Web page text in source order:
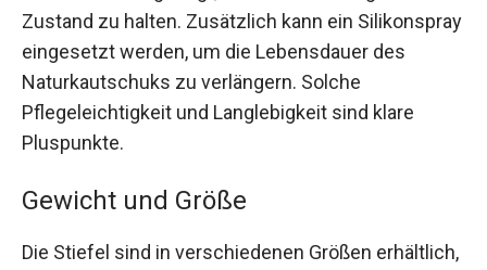
Zustand zu halten. Zusätzlich kann ein Silikonspray
eingesetzt werden, um die Lebensdauer des
Naturkautschuks zu verlängern. Solche
Pflegeleichtigkeit und Langlebigkeit sind klare
Pluspunkte.
Gewicht und Größe
Die Stiefel sind in verschiedenen Größen erhältlich,